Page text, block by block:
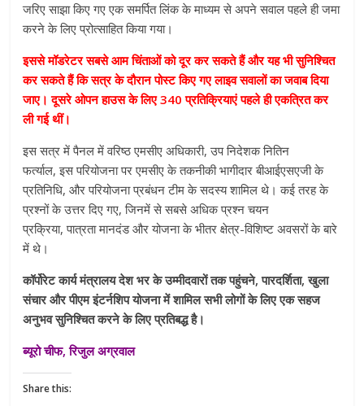
जरिए साझा किए गए एक समर्पित लिंक के माध्यम से अपने सवाल पहले ही जमा
करने के लिए प्रोत्साहित किया गया।
इससे मॉडरेटर सबसे आम चिंताओं को दूर कर सकते हैं और यह भी सुनिश्चित
कर सकते हैं कि सत्र के दौरान पोस्ट किए गए लाइव सवालों का जवाब दिया
जाए। दूसरे ओपन हाउस के लिए 340 प्रतिक्रियाएं पहले ही एकत्रित कर
ली गई थीं।
इस सत्र में पैनल में वरिष्ठ एमसीए अधिकारी, उप निदेशक नितिन
फर्त्याल, इस परियोजना पर एमसीए के तकनीकी भागीदार बीआईएसएजी के
प्रतिनिधि, और परियोजना प्रबंधन टीम के सदस्य शामिल थे। कई तरह के
प्रश्नों के उत्तर दिए गए, जिनमें से सबसे अधिक प्रश्न चयन
प्रक्रिया, पात्रता मानदंड और योजना के भीतर क्षेत्र-विशिष्ट अवसरों के बारे
में थे।
कॉर्पोरेट कार्य मंत्रालय देश भर के उम्मीदवारों तक पहुंचने, पारदर्शिता, खुला
संचार और पीएम इंटर्नशिप योजना में शामिल सभी लोगों के लिए एक सहज
अनुभव सुनिश्चित करने के लिए प्रतिबद्ध है।
ब्यूरो चीफ, रिजुल अग्रवाल
Share this: